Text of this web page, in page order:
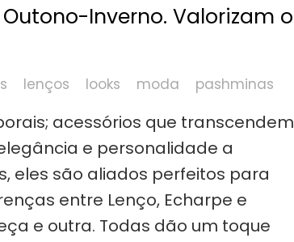
Inverno. Valorizam o
lenços looks moda pashminas
acessórios que transcendem
e personalidade a
eles são aliados perfeitos para
entre Lenço, Echarpe e
e outra. Todas dão um toque